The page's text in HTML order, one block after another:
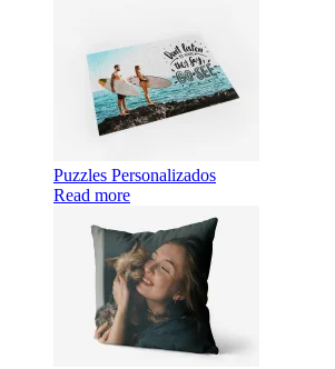
Puzzles Personalizados
Read more